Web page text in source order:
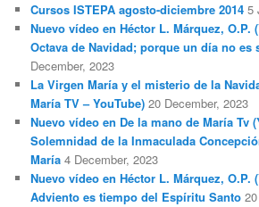
Cursos ISTEPA agosto-diciembre 2014 5
Nuevo vídeo en Héctor L. Márquez, O.P.
Octava de Navidad; porque un día no es
December, 2023
La Virgen María y el misterio de la
María TV – YouTube) 20 December, 2023
Nuevo vídeo en De la mano de María Tv
Solemnidad de la Inmaculada
María 4 December, 2023
Nuevo vídeo en Héctor L. Márquez, O.P.
Adviento es tiempo del Espíritu Santo